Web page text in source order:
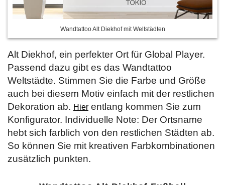
Wandtattoo Alt Diekhof mit Weltstädten
Alt Diekhof, ein perfekter Ort für Global Player.
Passend dazu gibt es das Wandtattoo
Weltstädte. Stimmen Sie die Farbe und Größe
auch bei diesem Motiv einfach mit der restlichen
Dekoration ab. Hier entlang kommen Sie zum
Konfigurator. Individuelle Note: Der Ortsname
hebt sich farblich von den restlichen Städten ab.
So können Sie mit kreativen Farbkombinationen
zusätzlich punkten.